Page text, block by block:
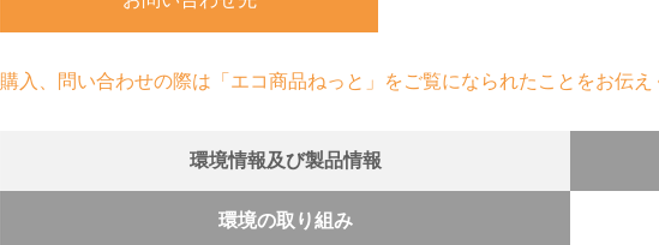
購入、問い合わせの際は「エコ商品ねっと」をご覧になられたことをお伝え
環境情報及び製品情報
環境の取り組み